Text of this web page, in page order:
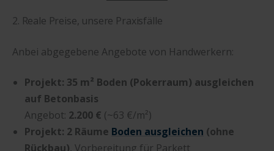
2. Reale Preise, unsere Praxisfälle
Anbei abgegebene Angebote von Handwerkern:
Projekt: 35 m² Boden (Pokerraum) ausgleichen
auf Betonbasis
Angebot: 2.200 € (~63 €/m²)
Projekt: 2 Räume Boden ausgleichen (ohne
Rückbau), Vorbereitung für Parkett